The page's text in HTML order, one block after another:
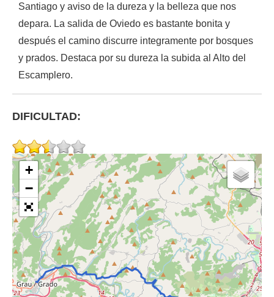
Santiago y aviso de la dureza y la belleza que nos
depara. La salida de Oviedo es bastante bonita y
después el camino discurre integramente por bosques
y prados. Destaca por su dureza la subida al Alto del
Escamplero.
DIFICULTAD:
+
−